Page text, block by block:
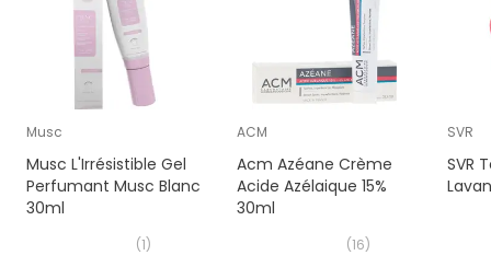
Musc
Musc L'Irrésistible Gel
Perfumant Musc Blanc
30ml
(1)
ACM
Acm Azéane Crème
Acide Azélaique 15%
30ml
(16)
SVR
SVR